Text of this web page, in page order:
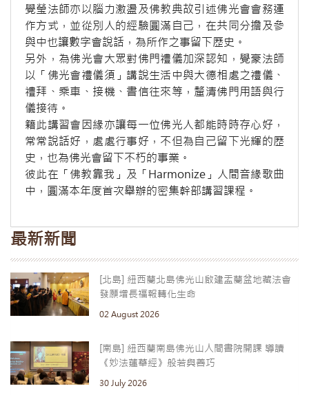
覺瑩法師亦以腦力激盪及佛教典故引述佛光會會務運
作方式，並從別人的經驗圓滿自己，在共同分擔及參
與中也讓數字會說話，為所作之事留下歷史。
另外，為佛光會大眾對佛門禮儀加深認知，覺豪法師
以「佛光會禮儀須」講說生活中與大德相處之禮儀、
禮拜、乘車、接機、書信往來等，釐清佛門用語與行
儀接待。
籍此講習會因緣亦讓每一位佛光人都能時時存心好，
常常說話好，處處行事好，不但為自己留下光輝的歷
史，也為佛光會留下不朽的事業。
彼此在「佛教靠我」及「Harmonize」人間音緣歌曲
中，圓滿本年度首次舉辦的密集幹部講習課程。
最新新聞
[北島] 紐西蘭北島佛光山啟建盂蘭盆地藏法會
發願增長福報轉化生命
02 August 2026
[南島] 紐西蘭南島佛光山人間書院開課 導讀
《妙法蓮華經》般若與善巧
30 July 2026